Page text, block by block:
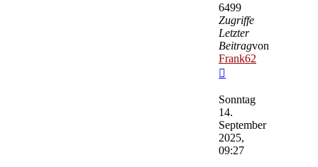
6499
Zugriffe
Letzter
Beitragvon
Frank62
Beitrag
Sonntag
14.
September
2025,
09:27